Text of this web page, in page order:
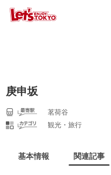
庚申坂
茗荷谷
観光・旅行
基本情報 関連記事